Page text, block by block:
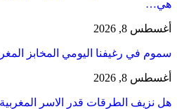
هي…
أغسطس 8, 2026
سموم في رغيفنا اليومي المخابز
أغسطس 8, 2026
هل نزيف الطرقات قدر الاسر